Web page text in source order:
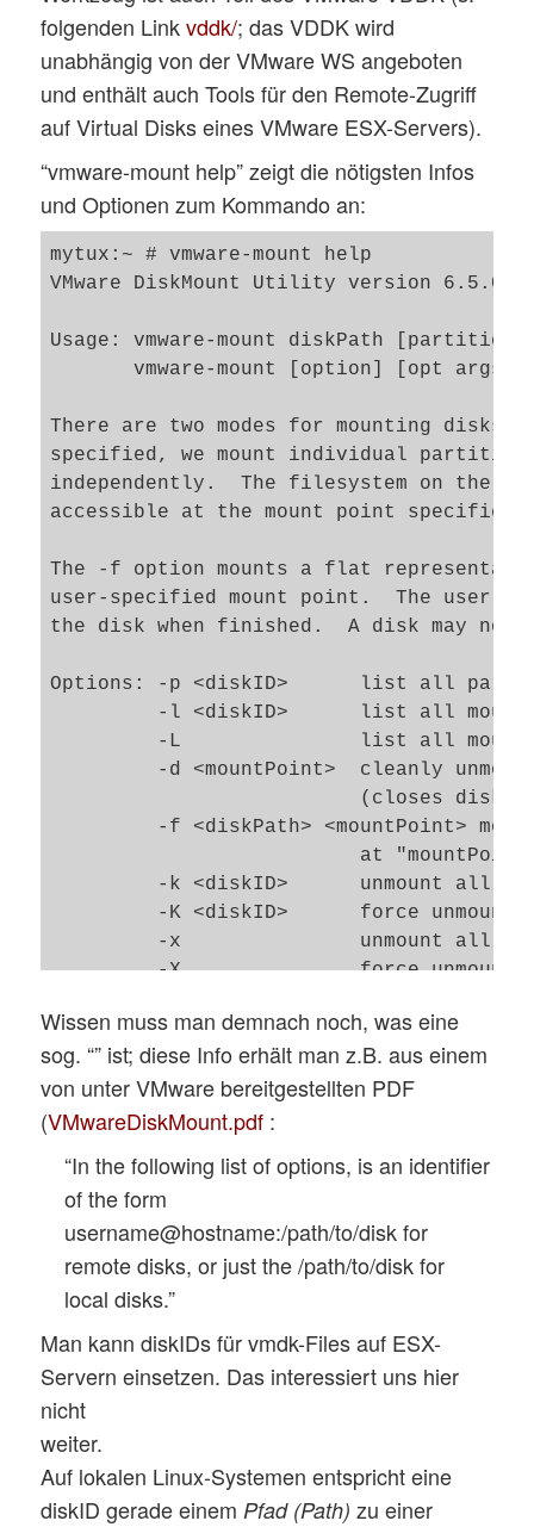
folgenden Linkvddk/; das VDDK wird
unabhängig von der VMware WS angeboten
und enthält auch Tools für den Remote-Zugriff
auf Virtual Disks eines VMware ESX-Servers).
“vmware-mount help” zeigt die nötigsten Infos
und Optionen zum Kommando an:
mytux:~ # vmware-mount help
VMware DiskMount Utility version 6.5.0,
Usage: vmware-mount diskPath [partition
       vmware-mount [option] [opt args]
There are two modes for mounting
specified, we mount individual
independently.  The filesystem on the
accessible at the mount point specified.
The -f option mounts a flat
user-specified mount point.  The user
the disk when finished.  A disk may not
Options: -p <diskID>      list all
-l <diskID>      list all
-L               list all
-d <mountPoint>  cleanly
(closes disk
-f <diskPath> <mountPoint>
at
-k <diskID>      unmount all
-K <diskID>      force unmount
-x               unmount all
-X               force unmount
-o               comma-
Wissen muss man demnach noch, was eine
sog. “” ist; diese Info erhält man z.B. aus einem
von unter VMware bereitgestellten PDF
(VMwareDiskMount.pdf :
“In the following list of options, is an identifier
of the form
username@hostname:/path/to/disk for
remote disks, or just the /path/to/disk for
local disks.”
Man kann diskIDs für vmdk-Files auf ESX-
Servern einsetzen. Das interessiert uns hier
nicht
weiter.
Auf lokalen Linux-Systemen entspricht eine
diskID gerade einemPfad (Path) zu einer